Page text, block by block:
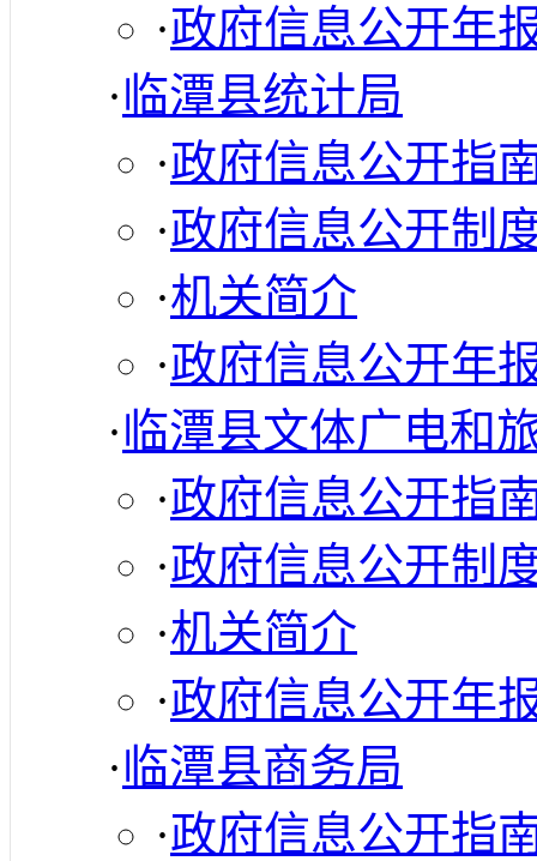
·政府信息公开年
·临潭县统计局
·政府信息公开指
·政府信息公开制
·机关简介
·政府信息公开年
·临潭县文体广电和
·政府信息公开指
·政府信息公开制
·机关简介
·政府信息公开年
·临潭县商务局
·政府信息公开指